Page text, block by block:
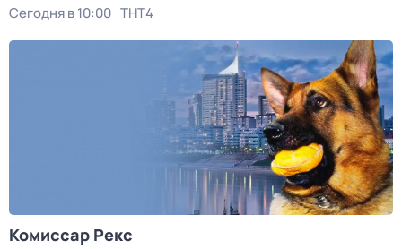
Сегодня в 10:00 ТНТ4
Комиссар Рекс